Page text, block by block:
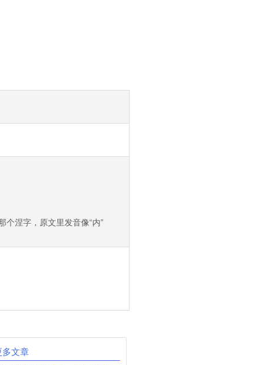
涅字，原文里发音像“内”
多文章